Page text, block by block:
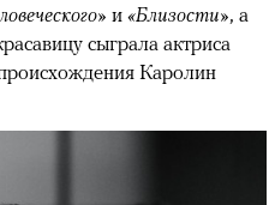
и «Близости», а
сыграла актриса
Каролин